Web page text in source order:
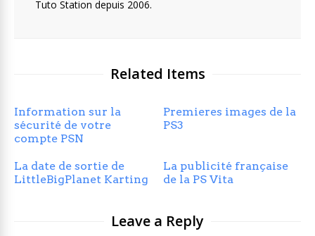
Tuto Station depuis 2006.
Related Items
Information sur la
sécurité de votre
compte PSN
Premieres images de la
PS3
La date de sortie de
LittleBigPlanet Karting
La publicité française
de la PS Vita
Leave a Reply